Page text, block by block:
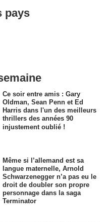
pays
Ce soir entre amis : Gary
Oldman, Sean Penn et Ed
Harris dans l'un des meilleurs
thrillers des années 90
injustement oublié !
Même si l’allemand est sa
langue maternelle, Arnold
Schwarzenegger n’a pas eu le
droit de doubler son propre
personnage dans la saga
Terminator